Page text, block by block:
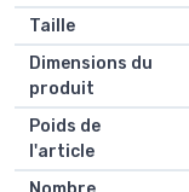
Taille
Dimensions du
produit
Poids de
l'article